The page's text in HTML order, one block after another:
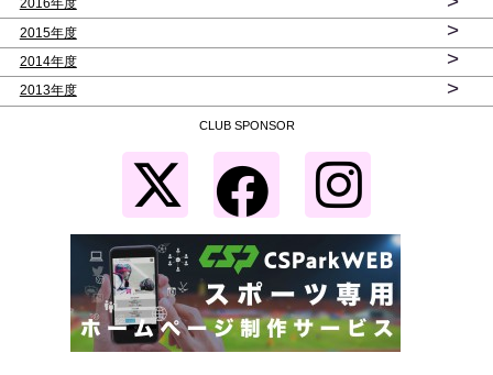
2016年度
2015年度 >
2014年度 >
2013年度 >
CLUB SPONSOR